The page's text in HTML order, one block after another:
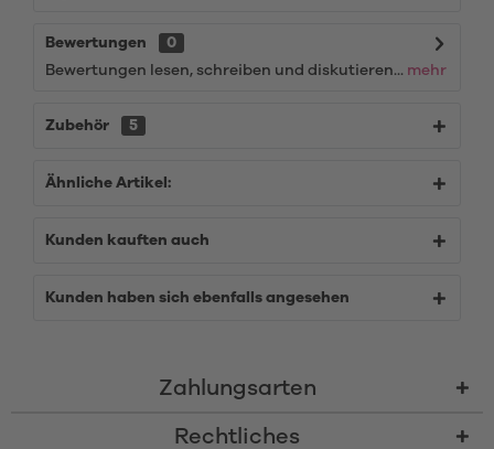
Bewertungen
0
Bewertungen lesen, schreiben und diskutieren... mehr
Zubehör 5
Ähnliche Artikel:
Kunden kauften auch
Kunden haben sich ebenfalls angesehen
Zahlungsarten
Rechtliches